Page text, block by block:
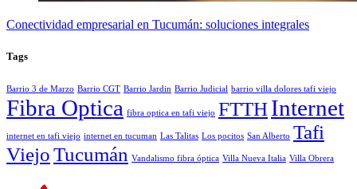
Conectividad empresarial en Tucumán: soluciones integrales
Tags
Barrio 3 de Marzo Barrio CGT Barrio Jardin Barrio Judicial barrio villa dolores tafi viejo
Fibra Optica fibra optica en tafi viejo FTTHInternet
internet en tafi viejo internet en tucuman Las Talitas Los pocitos San Alberto Tafi
ViejoTucumán Vandalismo fibra óptica Villa Nueva Italia Villa Obrera